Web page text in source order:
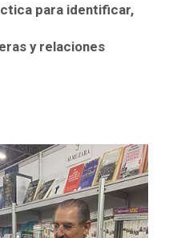
para identificar,
y relaciones